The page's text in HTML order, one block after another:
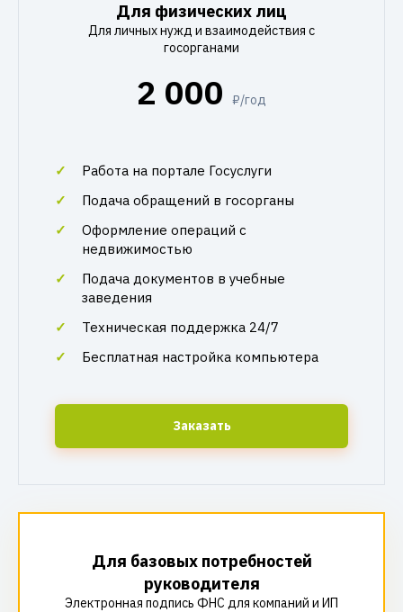
Для физических лиц
Для личных нужд и взаимодействия с
госорганами
2 000 ₽/год
Работа на портале Госуслуги
Подача обращений в госорганы
Оформление операций с
недвижимостью
Подача документов в учебные
заведения
Техническая поддержка 24/7
Бесплатная настройка компьютера
Заказать
Для базовых потребностей
руководителя
Электронная подпись ФНС для компаний и ИП